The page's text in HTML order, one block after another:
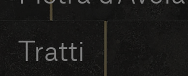
Accedi
Tratti